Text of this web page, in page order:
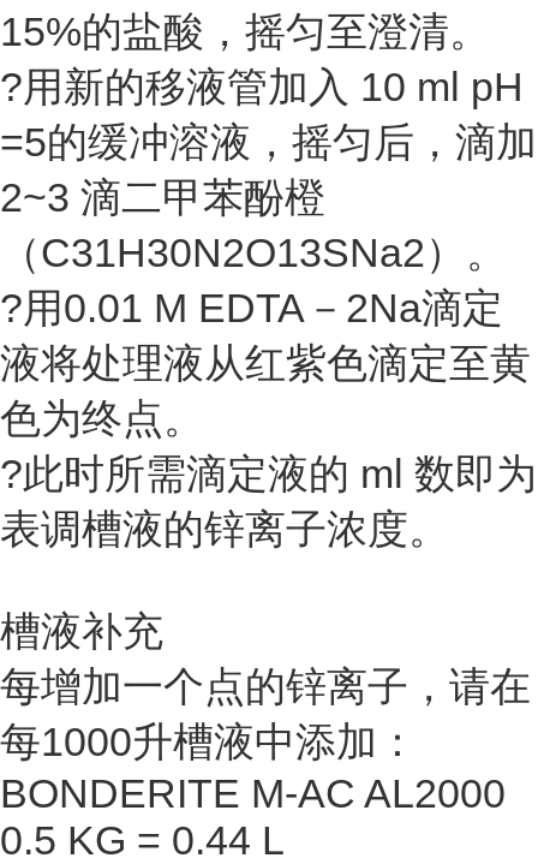
15%的盐酸，摇匀至澄清。
?用新的移液管加入 10 ml pH
=5的缓冲溶液，摇匀后，滴加
2~3 滴二甲苯酚橙
（C31H30N2O13SNa2）。
?用0.01 M EDTA－2Na滴定
液将处理液从红紫色滴定至黄
色为终点。
?此时所需滴定液的 ml 数即为
表调槽液的锌离子浓度。
槽液补充
每增加一个点的锌离子，请在
每1000升槽液中添加：
BONDERITE M-AC AL2000
0.5 KG = 0.44 L